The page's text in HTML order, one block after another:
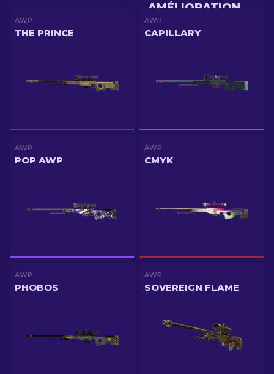
AMÉLIORATION
AWP
THE PRINCE
AWP
CAPILLARY
AWP
POP AWP
AWP
CMYK
AWP
PHOBOS
AWP
SOVEREIGN FLAME